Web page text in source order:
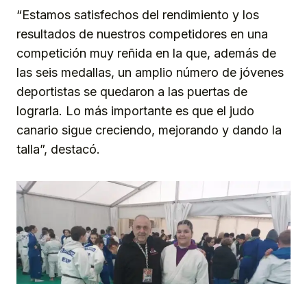
“Estamos satisfechos del rendimiento y los
resultados de nuestros competidores en una
competición muy reñida en la que, además de
las seis medallas, un amplio número de jóvenes
deportistas se quedaron a las puertas de
lograrla. Lo más importante es que el judo
canario sigue creciendo, mejorando y dando la
talla”, destacó.